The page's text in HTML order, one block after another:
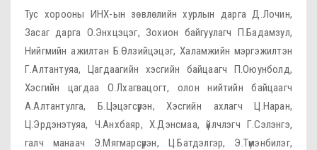
Тус хорооны ИНХ-ын зөвлөлийн хурлын дарга Д.Лочин,
Засаг дарга О.Энхцэцэг, Зохион байгуулагч П.Бадамзул,
Нийгмийн ажилтан Б.Өлзийцэцэг, Халамжийн мэргэжилтэн
Г.Алтантуяа, Цагдаагийн хэсгийн байцаагч П.Оюунболд,
Хэсгийн цагдаа О.Лхагвацогт, олон нийтийн байцаагч
А.Алтантулга, Б.Цэцэгсүрэн, Хэсгийн ахлагч Ц.Наран,
Ц.Эрдэнэтуяа, Ч.Анхбаяр, Х.Дэнсмаа, үйлчлэгч Г.Сэлэнгэ,
галч манаач Э.Мягмарсүрэн, Ц.Батдэлгэр, Э.Түмэнбилэг,